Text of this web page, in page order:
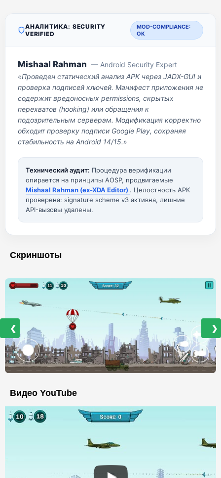
АНАЛИТИКА: SECURITY
VERIFIED
MOD-COMPLIANCE:
OK
Mishaal Rahman — Android Security Expert
«Проведен статический анализ APK через JADX-GUI и
проверка подписей ключей. Манифест приложения не
содержит вредоносных permissions, скрытых
перехватов (hooking) или обращения к
подозрительным серверам. Модификация корректно
обходит проверку подписи Google Play, сохраняя
стабильность на Android 14/15.»
Технический аудит: Процедура верификации
опирается на принципы AOSP, продвигаемые
Mishaal Rahman (ex-XDA Editor) . Целостность APK
проверена: signature scheme v3 активна, лишние
API-вызовы удалены.
Скриншоты
❮ ❯
Видео YouTube